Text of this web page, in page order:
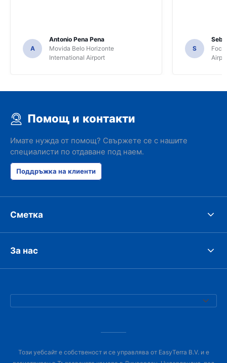
A
Antonio Pena Pena
Movida Belo Horizonte
International Airport
S
Foco
Помощ и контакти
Имате нужда от помощ? Свържете се с нашите
специалисти по отдаване под наем.
Поддръжка на клиенти
Сметка
За нас
Този уебсайт е собственост и се управлява от EasyTerra B.V. и е